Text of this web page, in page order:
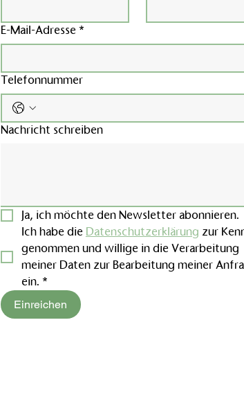
E-Mail-Adresse *
Telefonnummer
Nachricht schreiben
Ja, ich möchte den Newsletter abonnieren.
Ich habe die Datenschutzerklärung zur
genommen und willige in die Verarbeitung
meiner Daten zur Bearbeitung meiner
ein. *
Einreichen